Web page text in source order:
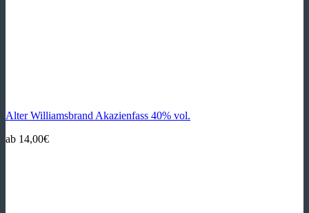
Alter Williamsbrand Akazienfass 40% vol.
ab 14,00€